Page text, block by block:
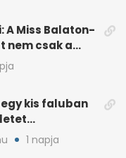
A Miss Balaton-
nem csak a
kis faluban
1 napja